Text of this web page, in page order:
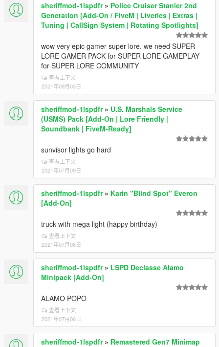
sheriffmod-1lspdfr» Police Cruiser Stanier 2nd
Generation [Add-On / FiveM | Liveries | Extras |
Tuning | CallSign System | Rotating Spotlights]
wow very epic gamer super lore. we need SUPER
LORE GAMER PACK for SUPER LORE GAMEPLAY
for SUPER LORE COMMUNITY
查看上下文
2021年09月03日
sheriffmod-1lspdfr» U.S. Marshals Service
(USMS) Pack [Add-On | Lore Friendly |
Soundbank | FiveM-Ready]
sunvisor lights go hard
查看上下文
2021年07月09日
sheriffmod-1lspdfr» Karin "Blind Spot" Everon
[Add-On]
truck with mega light (happy birthday)
查看上下文
2021年07月08日
sheriffmod-1lspdfr» LSPD Declasse Alamo
Minipack [Add-On]
ALAMO POPO
查看上下文
2021年07月06日
sheriffmod-1lspdfr» Remastered Gen7 Minimap